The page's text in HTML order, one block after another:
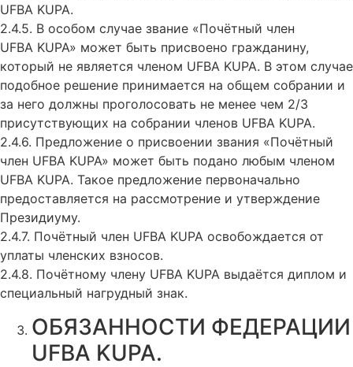
UFBA KUPA.
2.4.5. В особом случае звание «Почётный член
UFBA KUPA» может быть присвоено гражданину,
который не является членом UFBA KUPA. В этом случае
подобное решение принимается на общем собрании и
за него должны проголосовать не менее чем 2/3
присутствующих на собрании членов UFBA KUPA.
2.4.6. Предложение о присвоении звания «Почётный
член UFBA KUPA» может быть подано любым членом
UFBA KUPA. Такое предложение первоначально
предоставляется на рассмотрение и утверждение
Президиуму.
2.4.7. Почётный член UFBA KUPA освобождается от
уплаты членских взносов.
2.4.8. Почётному члену UFBA KUPA выдаётся диплом и
специальный нагрудный знак.
ОБЯЗАННОСТИ ФЕДЕРАЦИИ
UFBA KUPA.